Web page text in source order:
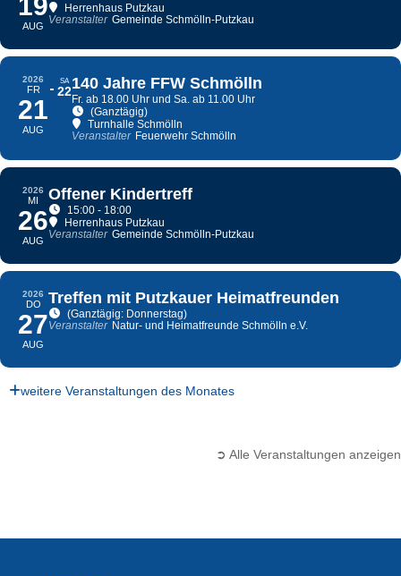
AUG
Herrenhaus Putzkau
Veranstalter Gemeinde Schmölln-Putzkau
2026
FR
21
AUG
SA
22140 Jahre FFW Schmölln
Fr. ab 18.00 Uhr und Sa. ab 11.00 Uhr
(Ganztägig)
Turnhalle Schmölln
Veranstalter Feuerwehr Schmölln
2026
MI
26
AUG
Offener Kindertreff
15:00 - 18:00
Herrenhaus Putzkau
Veranstalter Gemeinde Schmölln-Putzkau
2026
DO
27
AUG
Treffen mit Putzkauer Heimatfreunden
(Ganztägig: Donnerstag)
Veranstalter Natur- und Heimatfreunde Schmölln e.V.
weitere Veranstaltungen des Monates
➲ Alle Veranstaltungen anzeigen